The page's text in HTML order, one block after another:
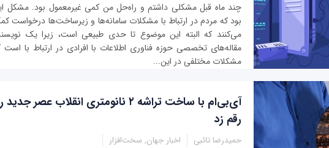
چند ماه قبل مشکلی داشتم و راه‌حل من کمی غیرمعمول بود. مشكل
بود كه مردم در ارتباط با مشکلات سامانه‌ها و زیرساخت‌ها درخواست
می‌کنند که البته این موضوع تا حدی طبیعی است، زیرا یک
مقاله‌های تخصصی حوزه فناوری اطلاعات با افرادی در ارتباط با است
مشکلات مختلفی در این...
آی‌بی‌ام با ساخت تراشه‌ ۲ نانومتری انقلاب عصر جدید
رقم زد
حمیدرضا تائبی اخبار جهان, سخت‌افزار